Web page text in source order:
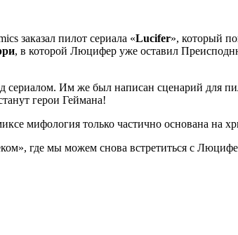
заказал пилот сериала «Lucifer», который
, в которой Люцифер уже оставил
сериалом. Им же был написан сценарий для
герои Геймана!
мифология только частично основана на
где мы можем снова встретиться с